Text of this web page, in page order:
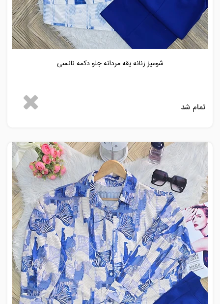
شومیز زنانه یقه مردانه جلو دکمه نانسی
تمام شد